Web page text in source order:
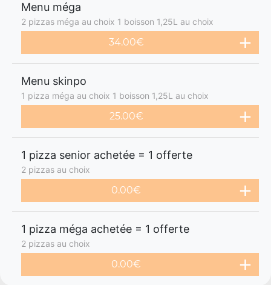
Menu méga
2 pizzas méga au choix 1 boisson 1,25L au choix
34.00€
Menu skinpo
1 pizza méga au choix 1 boisson 1,25L au choix
25.00€
1 pizza senior achetée = 1 offerte
2 pizzas au choix
0.00€
1 pizza méga achetée = 1 offerte
2 pizzas au choix
0.00€